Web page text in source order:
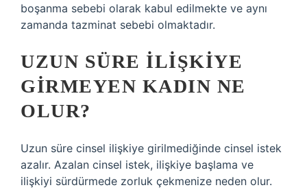
boşanma sebebi olarak kabul edilmekte ve aynı
zamanda tazminat sebebi olmaktadır.
UZUN SÜRE ILIŞKIYE
GIRMEYEN KADIN NE
OLUR?
Uzun süre cinsel ilişkiye girilmediğinde cinsel istek
azalır. Azalan cinsel istek, ilişkiye başlama ve
ilişkiyi sürdürmede zorluk çekmenize neden olur.